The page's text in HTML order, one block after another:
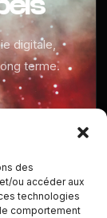
des
ou accéder aux
technologies
comportement
digitale,
terme.